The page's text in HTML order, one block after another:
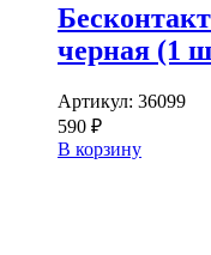
черная (1
Артикул: 36099
590 ₽
В корзину